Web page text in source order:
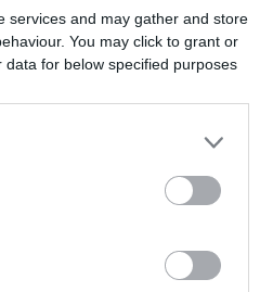
services and may gather and store
You may click to grant or
for below specified purposes